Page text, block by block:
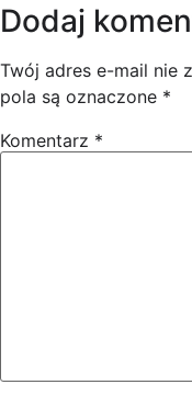
Dodaj
Twój adres e-mail nie
pola są oznaczone *
Komentarz *